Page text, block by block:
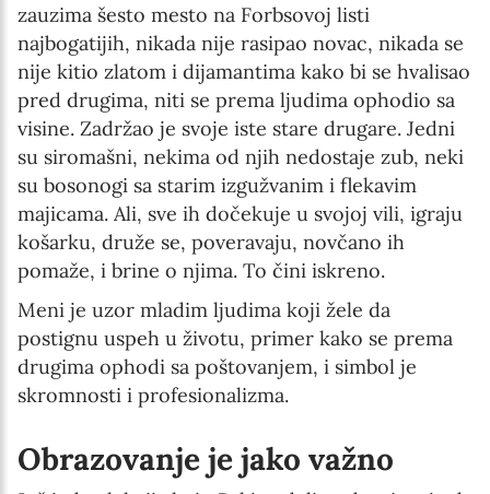
zauzima šesto mesto na Forbsovoj listi
najbogatijih, nikada nije rasipao novac, nikada se
nije kitio zlatom i dijamantima kako bi se hvalisao
pred drugima, niti se prema ljudima ophodio sa
visine. Zadržao je svoje iste stare drugare. Jedni
su siromašni, nekima od njih nedostaje zub, neki
su bosonogi sa starim izgužvanim i flekavim
majicama. Ali, sve ih dočekuje u svojoj vili, igraju
košarku, druže se, poveravaju, novčano ih
pomaže, i brine o njima. To čini iskreno.
Meni je uzor mladim ljudima koji žele da
postignu uspeh u životu, primer kako se prema
drugima ophodi sa poštovanjem, i simbol je
skromnosti i profesionalizma.
Obrazovanje je jako važno